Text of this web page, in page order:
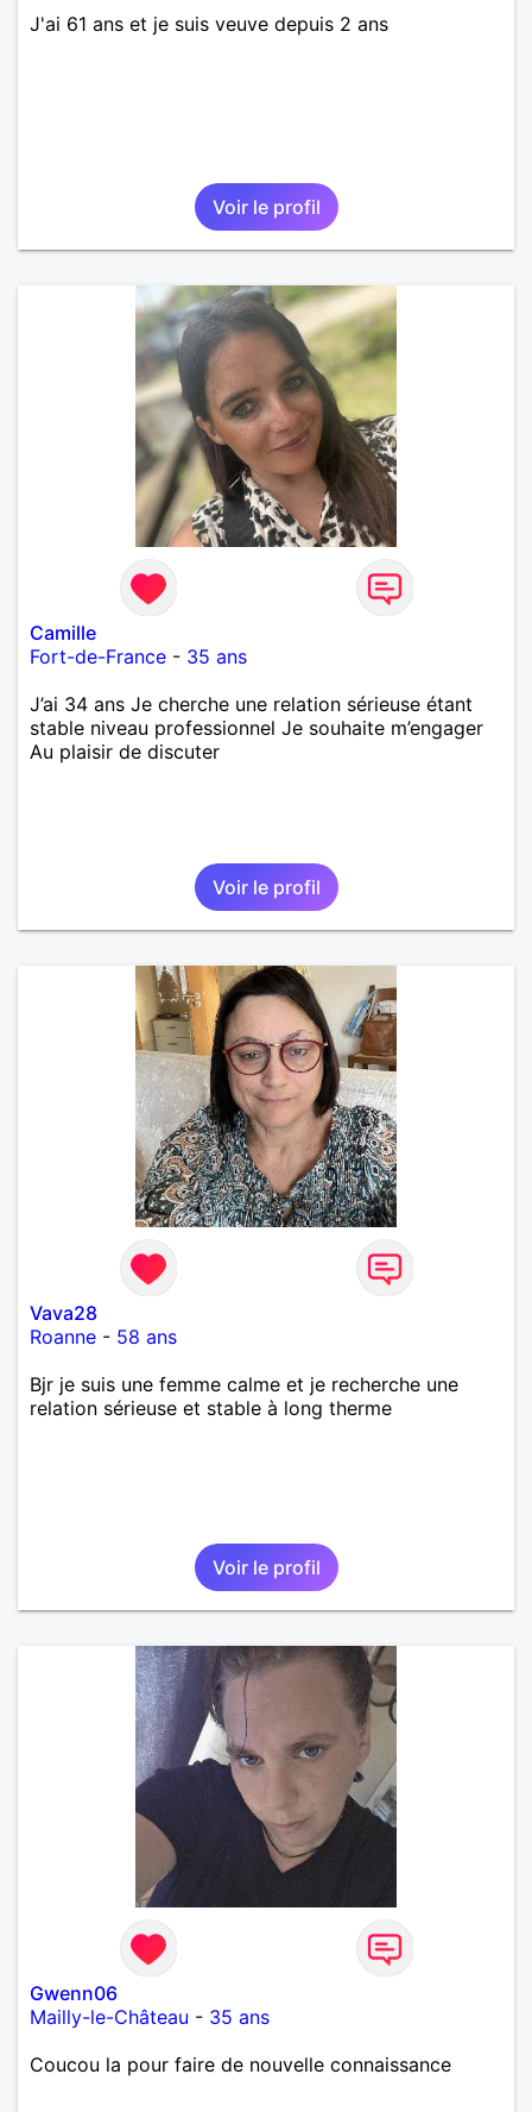
J'ai 61 ans et je suis veuve depuis 2 ans
Voir le profil
Camille
Fort-de-France - 35 ans
J’ai 34 ans Je cherche une relation sérieuse étant
stable niveau professionnel Je souhaite m’engager
Au plaisir de discuter
Voir le profil
Vava28
Roanne - 58 ans
Bjr je suis une femme calme et je recherche une
relation sérieuse et stable à long therme
Voir le profil
Gwenn06
Mailly-le-Château - 35 ans
Coucou la pour faire de nouvelle connaissance